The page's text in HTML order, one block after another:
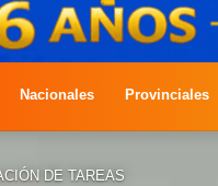
Nacionales Provinciales
DE TAREAS